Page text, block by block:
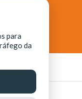
de Ciência,
para
da